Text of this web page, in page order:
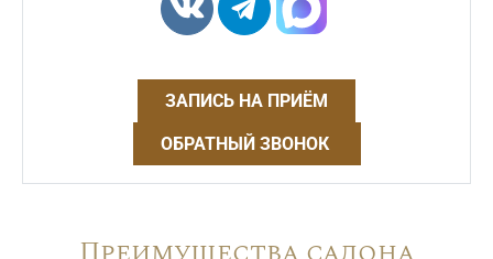
ЗАПИСЬ НА ПРИЁМ
ОБРАТНЫЙ ЗВОНОК